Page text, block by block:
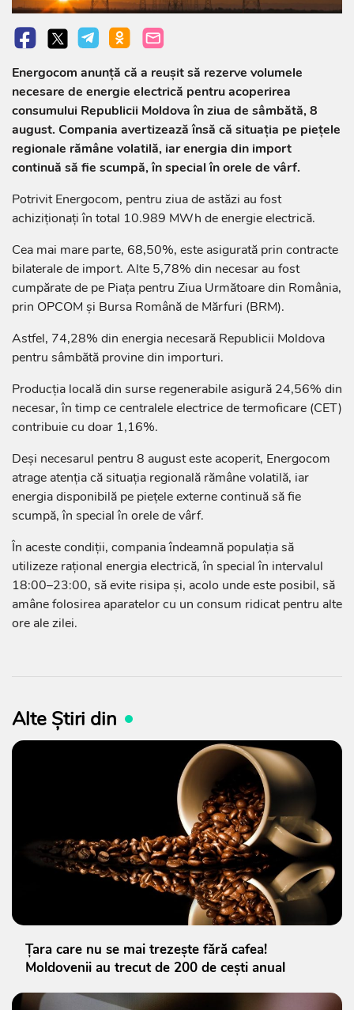
Energocom anunță că a reușit să rezerve volumele
necesare de energie electrică pentru acoperirea
consumului Republicii Moldova în ziua de sâmbătă, 8
august. Compania avertizează însă că situația pe piețele
regionale rămâne volatilă, iar energia din import
continuă să fie scumpă, în special în orele de vârf.
Potrivit Energocom, pentru ziua de astăzi au fost
achiziționați în total 10.989 MWh de energie electrică.
Cea mai mare parte, 68,50%, este asigurată prin contracte
bilaterale de import. Alte 5,78% din necesar au fost
cumpărate de pe Piața pentru Ziua Următoare din România,
prin OPCOM și Bursa Română de Mărfuri (BRM).
Astfel, 74,28% din energia necesară Republicii Moldova
pentru sâmbătă provine din importuri.
Producția locală din surse regenerabile asigură 24,56% din
necesar, în timp ce centralele electrice de termoficare (CET)
contribuie cu doar 1,16%.
Deși necesarul pentru 8 august este acoperit, Energocom
atrage atenția că situația regională rămâne volatilă, iar
energia disponibilă pe piețele externe continuă să fie
scumpă, în special în orele de vârf.
În aceste condiții, compania îndeamnă populația să
utilizeze rațional energia electrică, în special în intervalul
18:00–23:00, să evite risipa și, acolo unde este posibil, să
amâne folosirea aparatelor cu un consum ridicat pentru alte
ore ale zilei.
Alte Știri din
Țara care nu se mai trezește fără cafea!
Moldovenii au trecut de 200 de cești anual